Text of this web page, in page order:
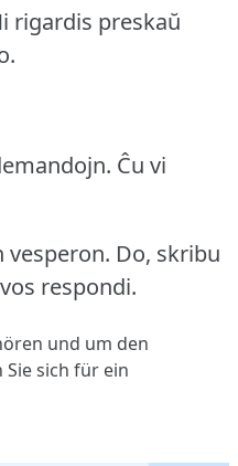
rigardis preskaŭ
Ĉu vi
vesperon. Do, skribu
respondi.
und um den
Sie sich für ein